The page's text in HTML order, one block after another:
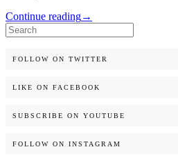
Continue reading→
Search
for:
FOLLOW ON TWITTER
LIKE ON FACEBOOK
SUBSCRIBE ON YOUTUBE
FOLLOW ON INSTAGRAM